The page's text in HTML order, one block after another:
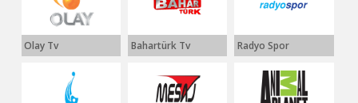
Olay Tv Bahartürk Tv Radyo Spor